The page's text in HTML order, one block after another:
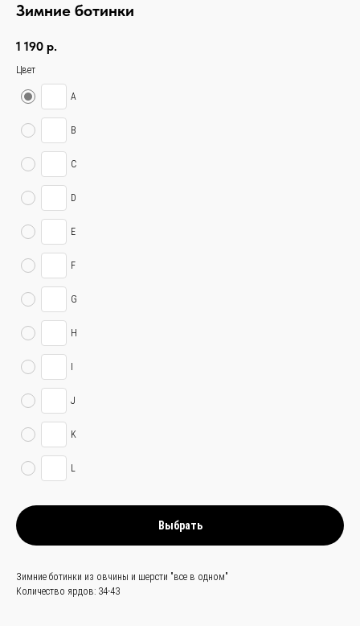
Зимние ботинки
1 190 р.
Цвет
A
B
C
D
E
F
G
H
I
J
K
L
Выбрать
Зимние ботинки из овчины и шерсти "все в одном"
Количество ярдов: 34-43
связаться с
нами —
и быстро
Заказать звонок
86 (136) 00-08-
+